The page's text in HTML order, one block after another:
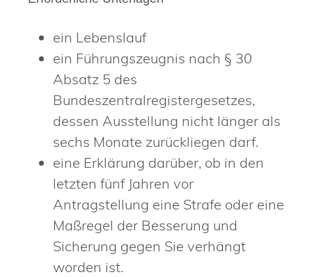
ein Lebenslauf
ein Führungszeugnis nach § 30
Absatz 5 des
Bundeszentralregistergesetzes,
dessen Ausstellung nicht länger als
sechs Monate zurückliegen darf.
eine Erklärung darüber, ob in den
letzten fünf Jahren vor
Antragstellung eine Strafe oder eine
Maßregel der Besserung und
Sicherung gegen Sie verhängt
worden ist.